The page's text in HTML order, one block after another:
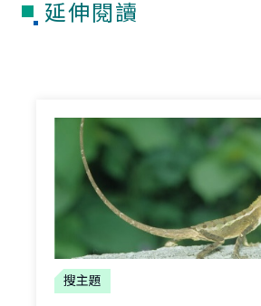
延伸閱讀
搜主題